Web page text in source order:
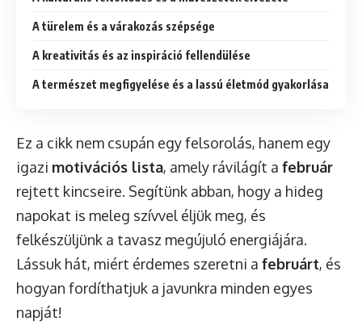
A türelem és a várakozás szépsége
A kreativitás és az inspiráció fellendülése
A természet megfigyelése és a lassú életmód gyakorlása
Ez a cikk nem csupán egy felsorolás, hanem egy
igazi motivációs lista, amely rávilágít a február
rejtett kincseire. Segítünk abban, hogy a hideg
napokat is meleg szívvel éljük meg, és
felkészüljünk a tavasz megújuló energiájára.
Lássuk hát, miért érdemes szeretni a februárt, és
hogyan fordíthatjuk a javunkra minden egyes
napját!